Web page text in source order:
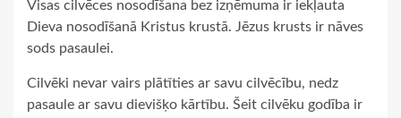
Visas cilvēces nosodīšana bez izņēmuma ir iekļauta
Dieva nosodīšanā Kristus krustā. Jēzus krusts ir nāves
sods pasaulei.
Cilvēki nevar vairs plātīties ar savu cilvēcību, nedz
pasaule ar savu dievišķo kārtību. Šeit cilvēku godība ir